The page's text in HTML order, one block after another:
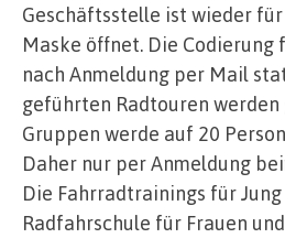
Geschäftsstelle ist wieder
Maske öffnet. Die Codierung
nach Anmeldung per Mail
geführten Radtouren werden
Gruppen werde auf 20
Daher nur per Anmeldung
Die Fahrradtrainings für
Radfahrschule für Frauen